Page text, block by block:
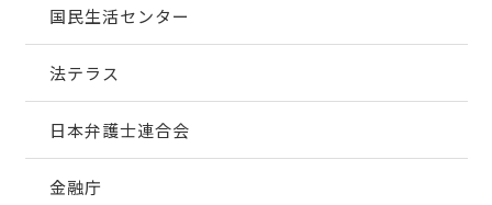
国民生活センター
法テラス
日本弁護士連合会
金融庁